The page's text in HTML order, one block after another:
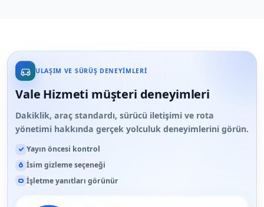
ULAŞIM VE SÜRÜŞ DENEYIMLERI
Vale Hizmeti müşteri deneyimleri
Dakiklik, araç standardı, sürücü iletişimi ve rota
yönetimi hakkında gerçek yolculuk deneyimlerini görün.
Yayın öncesi kontrol
İsim gizleme seçeneği
İşletme yanıtları görünür